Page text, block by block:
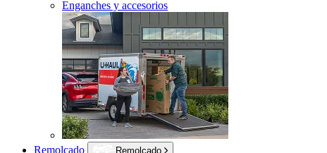
Enganches y accesorios
Remolcado
Remolcado